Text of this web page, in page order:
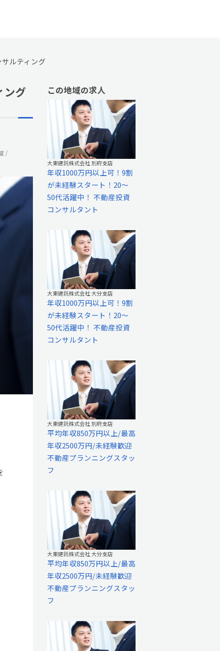
ルティング
ング この地域の求人
大東建託株式会社 別府支店
年収1000万円以上可！9割
が未経験スタート！20～
50代活躍中！ 不動産投資
コンサルタント
大東建託株式会社 大分支店
年収1000万円以上可！9割
が未経験スタート！20～
50代活躍中！ 不動産投資
コンサルタント
大東建託株式会社 別府支店
平均年収850万円以上/最高
年収2500万円/未経験歓迎
不動産プランニングスタッ
フ
大東建託株式会社 大分支店
平均年収850万円以上/最高
年収2500万円/未経験歓迎
不動産プランニングスタッ
フ